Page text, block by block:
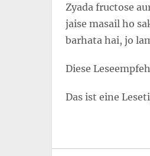
Zyada fructose
jaise masail ho
barhata hai, jo
Diese
Das ist eine